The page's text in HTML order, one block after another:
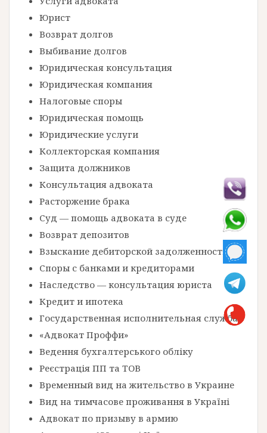
Юрист
Возврат долгов
Выбивание долгов
Юридическая консультация
Юридическая компания
Налоговые споры
Юридическая помощь
Юридические услуги
Коллекторская компания
Защита должников
Консультация адвоката
Расторжение брака
Суд — помощь адвоката в суде
Возврат депозитов
Взыскание дебиторской задолженности
Споры с банками и кредиторами
Наследство — консультация юриста
Кредит и ипотека
Государственная исполнительная служба
«Адвокат Проффи»
Ведення бухгалтерського обліку
Реєстрація ПП та ТОВ
Временный вид на жительство в Украине
Вид на тимчасове проживання в Україні
Адвокат по призыву в армию